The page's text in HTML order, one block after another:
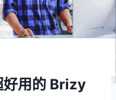
用的 Brizy